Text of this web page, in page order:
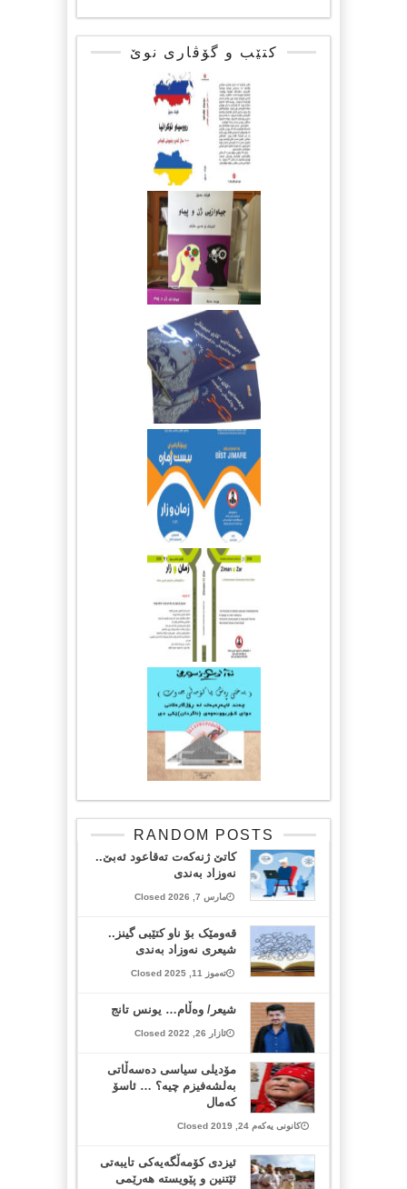
کتێب و گۆڤاری نوێ
RANDOM POSTS
کاتێ ژنەکەت تەقاعود ئەبێ..
نەوزاد بەندی
مارس 7, 2026 Closed
قەومێک بۆ ناو کتێبی گینز..
شیعری نەوزاد بەندی
تەموز 11, 2025 Closed
شیعر/ وەڵام… یونس تانج
ئازار 26, 2022 Closed
مۆدیلی سیاسی دەسەڵاتی
بەلشەفیزم چیە؟ … ئاسۆ
کەمال
کانونی یەکەم 24, 2019 Closed
ئیزدی کۆمەڵگەیەکی تایبەتی
ئێتنین و پێویستە هەرێمی